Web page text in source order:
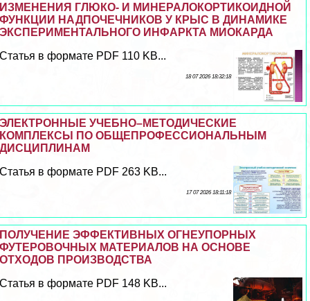
ИЗМЕНЕНИЯ ГЛЮКО- И МИНЕРАЛОКОРТИКОИДНОЙ
ФУНКЦИИ НАДПОЧЕЧНИКОВ У КРЫС В ДИНАМИКЕ
ЭКСПЕРИМЕНТАЛЬНОГО ИНФАРКТА МИОКАРДА
Статья в формате PDF 110 KB...
18 07 2026 18:32:18
ЭЛЕКТРОННЫЕ УЧЕБНО–МЕТОДИЧЕСКИЕ
КОМПЛЕКСЫ ПО ОБЩЕПРОФЕССИОНАЛЬНЫМ
ДИСЦИПЛИНАМ
Статья в формате PDF 263 KB...
17 07 2026 18:11:18
ПОЛУЧЕНИЕ ЭФФЕКТИВНЫХ ОГНЕУПОРНЫХ
ФУТЕРОВОЧНЫХ МАТЕРИАЛОВ НА ОСНОВЕ
ОТХОДОВ ПРОИЗВОДСТВА
Статья в формате PDF 148 KB...